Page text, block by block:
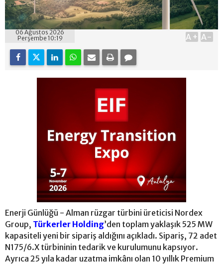
06 Ağustos 2026
Perşembe 10:19
A+ A-
Enerji Günlüğü - Alman rüzgar türbini üreticisi Nordex
Group, Türkerler Holding’den toplam yaklaşık 525 MW
kapasiteli yeni bir sipariş aldığını açıkladı. Sipariş, 72 adet
N175/6.X türbininin tedarik ve kurulumunu kapsıyor.
Ayrıca 25 yıla kadar uzatma imkânı olan 10 yıllık Premium